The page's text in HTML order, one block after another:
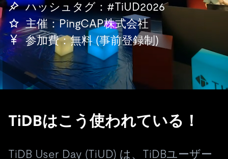
ハッシュタグ：#TiUD2026
主催：PingCAP株式会社
参加費：無料 (事前登録制)
TiDBはこう使われている！
TiDB User Day (TiUD) は、TiDBユーザー